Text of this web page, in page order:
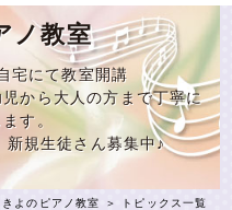
ノ教室
宅にて教室開講
から大人の方まで丁寧に
す。
新規生徒さん募集中♪
きよのピアノ教室 ＞
トピックス一覧